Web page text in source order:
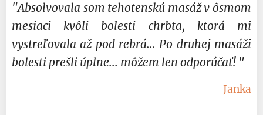
"Absolvovala som tehotenskú masáž v ôsmom
mesiaci kvôli bolesti chrbta, ktorá mi
vystreľovala až pod rebrá... Po druhej masáži
bolesti prešli úplne... môžem len odporúčať! "
Janka